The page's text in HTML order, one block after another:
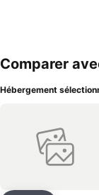
Comparer
Hébergement